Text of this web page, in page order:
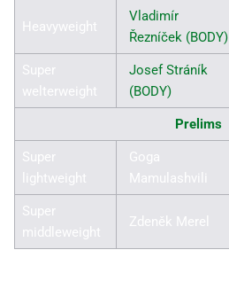
Heavyweight
Vladimír
Řezníček (BODY)
Super
welterweight
Josef Stráník
(BODY)
Prelims
Super
lightweight
Goga
Mamulashvili
Super
middleweight
Zdeněk Merel